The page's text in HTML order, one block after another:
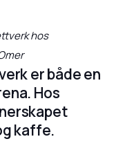
hos
er både en
Hos
kaffe.